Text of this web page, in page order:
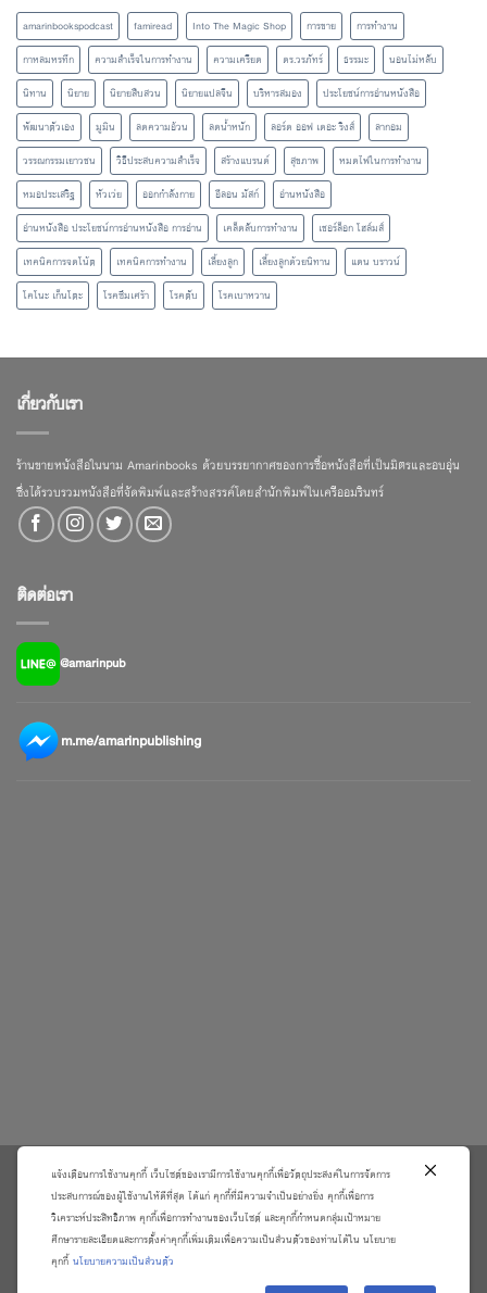
amarinbookspodcast famiread Into The Magic Shop การขาย
การทำงาน
กาหลมหรทึก
ความสำเร็จในการทำงาน ความเครียด ดร.วรภัทร์ ธรรมะ
นอนไม่หลับ
นิทาน
นิยาย นิยายสืบสวน นิยายแปลจีน บริหารสมอง
ประโยชน์การอ่านหนังสือ
พัฒนาตัวเอง
มูมิน ลดความอ้วน ลดน้ำหนัก ลอร์ด ออฟ เดอะ ริงส์
ลากอม
วรรณกรรมเยาวชน
วิธีประสบความสำเร็จ สร้างแบรนด์ สุขภาพ
หมดไฟในการทำงาน
หมอประเสริฐ
หัวเว่ย ออกกำลังกาย อีลอน มัสก์
อ่านหนังสือ
อ่านหนังสือ ประโยชน์การอ่านหนังสือ การอ่าน
เคล็ดลับการทำงาน
เชอร์ล็อก โฮล์มส์
เทคนิคการจดโน้ต
เทคนิคการทำงาน เลี้ยงลูก เลี้ยงลูกด้วยนิทาน
แดน บราวน์
โคโนะ เก็นโตะ
โรคซึมเศร้า โรคตับ โรคเบาหวาน
เกี่ยวกับเรา
ร้านขายหนังสือในนาม Amarinbooks ด้วยบรรยากาศของการซื้อหนังสือที่เป็นมิตรและอบอุ่น
ซึ่งได้รวบรวมหนังสือที่จัดพิมพ์และสร้างสรรค์โดยสำนักพิมพ์ในเครืออมรินทร์
ติดต่อเรา
@amarinpub
m.me/amarinpublishing
\
เกี่ยวกับเรา
วิธีการสั่งซื้อสินค้าและการรับประกันสินค้า
แจ้งชำระเงิน
ติดต่อเราและร้องเรียน
แจ้งเตือนการใช้งานคุกกี้ เว็บไซต์ของเรามีการใช้งานคุกกี้เพื่อวัตถุประสงค์ในการจัดการ
ประสบการณ์ของผู้ใช้งานให้ดีที่สุด ได้แก่ คุกกี้ที่มีความจำเป็นอย่างยิ่ง คุกกี้เพื่อการ
วิเคราะห์ประสิทธิภาพ คุกกี้เพื่อการทำงานของเว็บไซต์ และคุกกี้กำหนดกลุ่มเป้าหมาย
ศึกษารายละเอียดและการตั้งค่าคุกกี้เพิ่มเติมเพื่อความเป็นส่วนตัวของท่านได้ใน นโยบาย
คุกกี้ นโยบายความเป็นส่วนตัว